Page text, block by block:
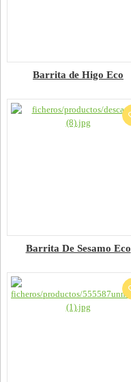
Barrita de Higo Eco
Barrita De Sesamo Eco